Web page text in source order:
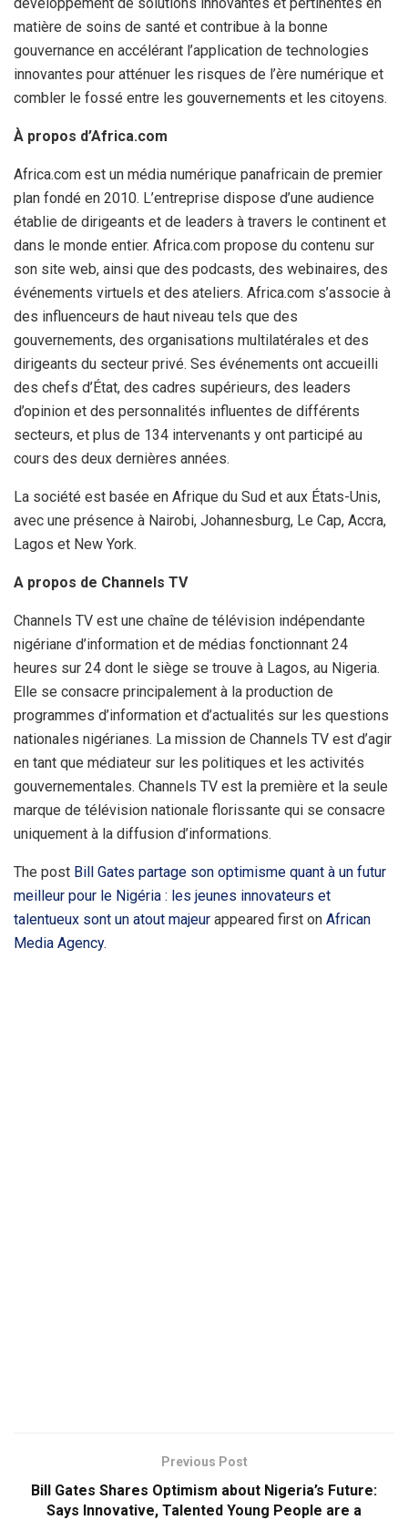
matière de soins de santé et contribue à la bonne
gouvernance en accélérant l’application de technologies
innovantes pour atténuer les risques de l’ère numérique et
combler le fossé entre les gouvernements et les citoyens.
À propos d’Africa.com
Africa.com est un média numérique panafricain de premier
plan fondé en 2010. L’entreprise dispose d’une audience
établie de dirigeants et de leaders à travers le continent et
dans le monde entier. Africa.com propose du contenu sur
son site web, ainsi que des podcasts, des webinaires, des
événements virtuels et des ateliers. Africa.com s’associe à
des influenceurs de haut niveau tels que des
gouvernements, des organisations multilatérales et des
dirigeants du secteur privé. Ses événements ont accueilli
des chefs d’État, des cadres supérieurs, des leaders
d’opinion et des personnalités influentes de différents
secteurs, et plus de 134 intervenants y ont participé au
cours des deux dernières années.
La société est basée en Afrique du Sud et aux États-Unis,
avec une présence à Nairobi, Johannesburg, Le Cap, Accra,
Lagos et New York.
A propos de Channels TV
Channels TV est une chaîne de télévision indépendante
nigériane d’information et de médias fonctionnant 24
heures sur 24 dont le siège se trouve à Lagos, au Nigeria.
Elle se consacre principalement à la production de
programmes d’information et d’actualités sur les questions
nationales nigérianes. La mission de Channels TV est d’agir
en tant que médiateur sur les politiques et les activités
gouvernementales. Channels TV est la première et la seule
marque de télévision nationale florissante qui se consacre
uniquement à la diffusion d’informations.
The post Bill Gates partage son optimisme quant à un futur
meilleur pour le Nigéria : les jeunes innovateurs et
talentueux sont un atout majeur appeared first on African
Media Agency.
Previous Post
Bill Gates Shares Optimism about Nigeria’s Future:
Says Innovative, Talented Young People are a